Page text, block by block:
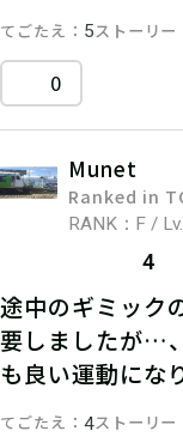
てごたえ 5ストーリー
0
Munet
Ranked in
RANK：F /
4
途中のギミック
要しましたが…
も良い運動にな
てごたえ 4ストーリー